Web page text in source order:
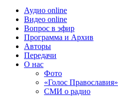
Аудио online
Видео online
Вопрос в эфир
Программа и Архив
Авторы
Передачи
О нас
Фото
«Голос Православия»
СМИ о радио